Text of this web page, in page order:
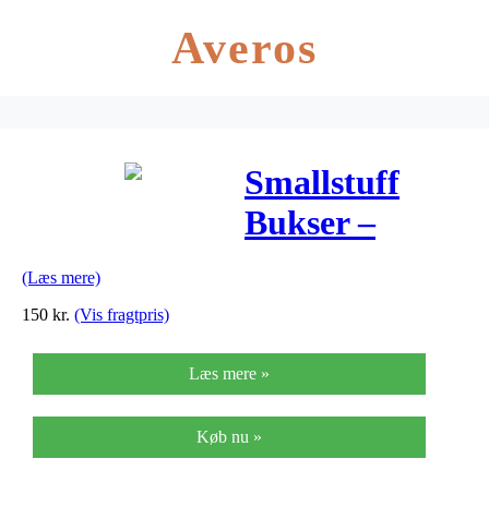
Averos
Smallstuff
Bukser –
(Læs mere)
150 kr. (Vis fragtpris)
Læs mere »
Køb nu »